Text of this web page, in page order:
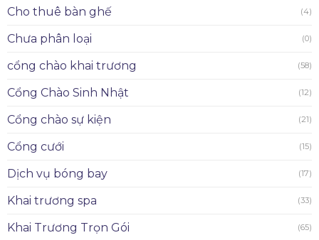
Cho thuê bàn ghế (4)
Chưa phân loại (0)
cổng chào khai trương (58)
Cổng Chào Sinh Nhật (12)
Cổng chào sự kiện (21)
Cổng cưới (15)
Dịch vụ bóng bay (17)
Khai trương spa (33)
Khai Trương Trọn Gói (65)